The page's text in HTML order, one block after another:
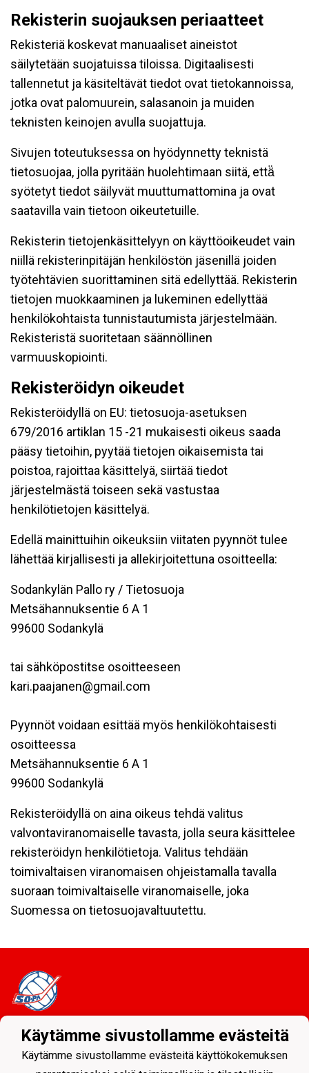
Rekisterin suojauksen periaatteet
Rekisteriä koskevat manuaaliset aineistot
säilytetään suojatuissa tiloissa. Digitaalisesti
tallennetut ja käsiteltävät tiedot ovat tietokannoissa,
jotka ovat palomuurein, salasanoin ja muiden
teknisten keinojen avulla suojattuja.
Sivujen toteutuksessa on hyödynnetty teknistä
tietosuojaa, jolla pyritään huolehtimaan siitä, että̈
syötetyt tiedot säilyvät muuttumattomina ja ovat
saatavilla vain tietoon oikeutetuille.
Rekisterin tietojenkäsittelyyn on käyttöoikeudet vain
niillä rekisterinpitäjän henkilöstön jäsenillä joiden
työtehtävien suorittaminen sitä edellyttää. Rekisterin
tietojen muokkaaminen ja lukeminen edellyttää
henkilökohtaista tunnistautumista järjestelmään.
Rekisteristä suoritetaan säännöllinen
varmuuskopiointi.
Rekisteröidyn oikeudet
Rekisteröidyllä on EU: tietosuoja-asetuksen
679/2016 artiklan 15 -21 mukaisesti oikeus saada
pääsy tietoihin, pyytää tietojen oikaisemista tai
poistoa, rajoittaa käsittelyä, siirtää tiedot
järjestelmästä toiseen sekä vastustaa
henkilötietojen käsittelyä.
Edellä mainittuihin oikeuksiin viitaten pyynnöt tulee
lähettää kirjallisesti ja allekirjoitettuna osoitteella:
Sodankylän Pallo ry / Tietosuoja
Metsähannuksentie 6 A 1
99600 Sodankylä
tai sähköpostitse osoitteeseen
kari.paajanen@gmail.com
Pyynnöt voidaan esittää myös henkilökohtaisesti
osoitteessa
Metsähannuksentie 6 A 1
99600 Sodankylä
Rekisteröidyllä on aina oikeus tehdä valitus
valvontaviranomaiselle tavasta, jolla seura käsittelee
rekisteröidyn henkilötietoja. Valitus tehdään
toimivaltaisen viranomaisen ohjeistamalla tavalla
suoraan toimivaltaiselle viranomaiselle, joka
Suomessa on tietosuojavaltuutettu.
Tietosuojaseloste
Käytämme sivustollamme evästeitä
Käytämme sivustollamme evästeitä käyttökokemuksen